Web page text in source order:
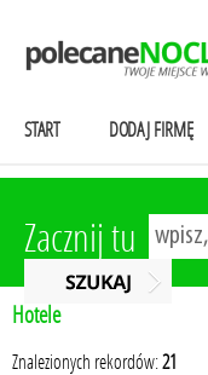
START DODAJ FIRMĘ
Zacznij tu
Hotele
Znalezionych rekordów:21